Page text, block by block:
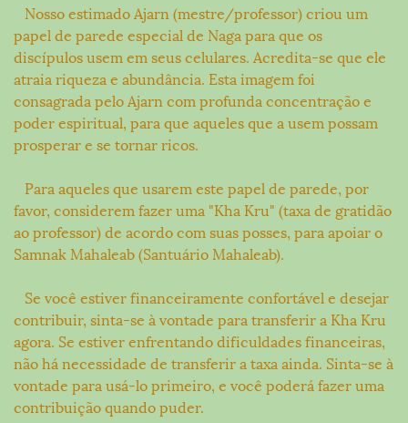
Nosso estimado Ajarn (mestre/professor) criou um
papel de parede especial de Naga para que os
discípulos usem em seus celulares. Acredita-se que ele
atraia riqueza e abundância. Esta imagem foi
consagrada pelo Ajarn com profunda concentração e
poder espiritual, para que aqueles que a usem possam
prosperar e se tornar ricos.
Para aqueles que usarem este papel de parede, por
favor, considerem fazer uma "Kha Kru" (taxa de gratidão
ao professor) de acordo com suas posses, para apoiar o
Samnak Mahaleab (Santuário Mahaleab).
Se você estiver financeiramente confortável e desejar
contribuir, sinta-se à vontade para transferir a Kha Kru
agora. Se estiver enfrentando dificuldades financeiras,
não há necessidade de transferir a taxa ainda. Sinta-se à
vontade para usá-lo primeiro, e você poderá fazer uma
contribuição quando puder.